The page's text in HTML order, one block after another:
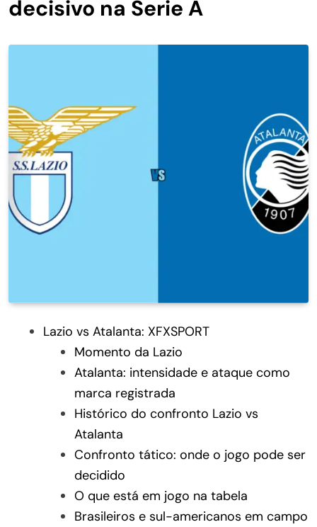
decisivo na Serie A
Lazio vs Atalanta: XFXSPORT
Momento da Lazio
Atalanta: intensidade e ataque como
marca registrada
Histórico do confronto Lazio vs
Atalanta
Confronto tático: onde o jogo pode ser
decidido
O que está em jogo na tabela
Brasileiros e sul-americanos em campo